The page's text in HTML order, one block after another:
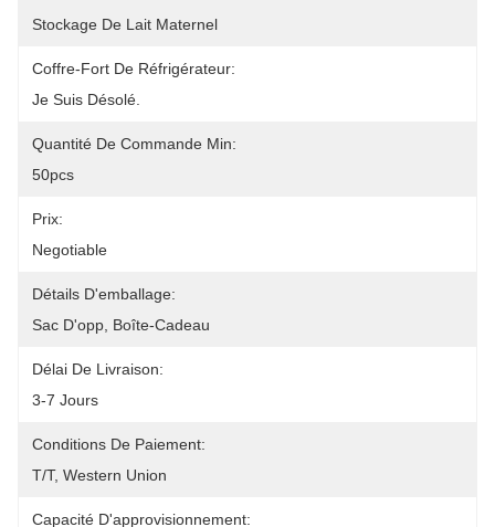
Stockage De Lait Maternel
Coffre-Fort De Réfrigérateur:
Je Suis Désolé.
Quantité De Commande Min:
50pcs
Prix:
Negotiable
Détails D'emballage:
Sac D'opp, Boîte-Cadeau
Délai De Livraison:
3-7 Jours
Conditions De Paiement:
T/T, Western Union
Capacité D'approvisionnement: